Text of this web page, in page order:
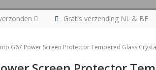
Gratis verzending NL & BE
G67 Power Screen Protector Tempered Glass